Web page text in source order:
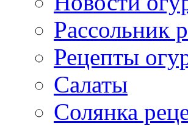
Рассольник
Рецепты
Салаты
Солянка